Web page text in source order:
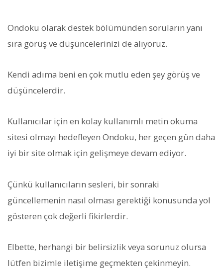
Ondoku olarak destek bölümünden soruların yanı
sıra görüş ve düşüncelerinizi de alıyoruz.
Kendi adıma beni en çok mutlu eden şey görüş ve
düşüncelerdir.
Kullanıcılar için en kolay kullanımlı metin okuma
sitesi olmayı hedefleyen Ondoku, her geçen gün daha
iyi bir site olmak için gelişmeye devam ediyor.
Çünkü kullanıcıların sesleri, bir sonraki
güncellemenin nasıl olması gerektiği konusunda yol
gösteren çok değerli fikirlerdir.
Elbette, herhangi bir belirsizlik veya sorunuz olursa
lütfen bizimle iletişime geçmekten çekinmeyin.